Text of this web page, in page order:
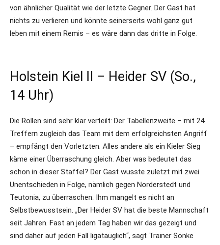
von ähnlicher Qualität wie der letzte Gegner. Der Gast hat
nichts zu verlieren und könnte seinerseits wohl ganz gut
leben mit einem Remis – es wäre dann das dritte in Folge.
Holstein Kiel II – Heider SV (So.,
14 Uhr)
Die Rollen sind sehr klar verteilt: Der Tabellenzweite – mit 24
Treffern zugleich das Team mit dem erfolgreichsten Angriff
– empfängt den Vorletzten. Alles andere als ein Kieler Sieg
käme einer Überraschung gleich. Aber was bedeutet das
schon in dieser Staffel? Der Gast wusste zuletzt mit zwei
Unentschieden in Folge, nämlich gegen Norderstedt und
Teutonia, zu überraschen. Ihm mangelt es nicht an
Selbstbewusstsein. „Der Heider SV hat die beste Mannschaft
seit Jahren. Fast an jedem Tag haben wir das gezeigt und
sind daher auf jeden Fall ligatauglich“, sagt Trainer Sönke